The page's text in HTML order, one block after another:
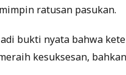
ratusan pasukan.
bukti nyata bahwa
kesuksesan,